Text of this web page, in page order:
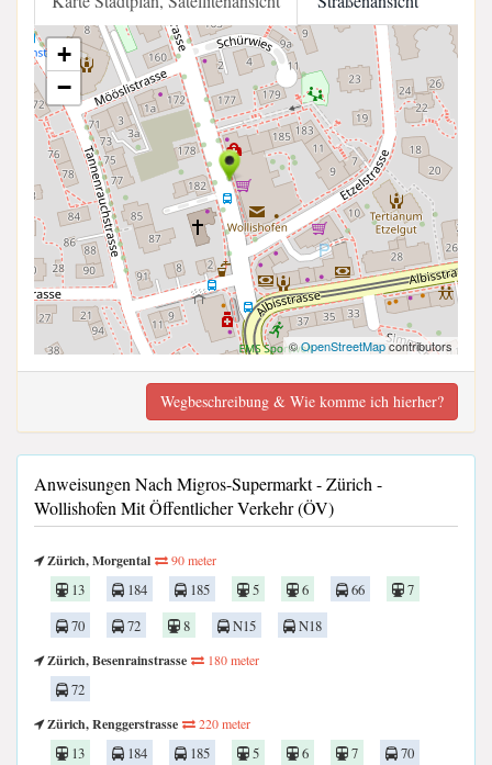
+
−
©OpenStreetMapcontributors
Wegbeschreibung & Wie komme ich hierher?
Anweisungen Nach Migros-Supermarkt - Zürich -
Wollishofen Mit Öffentlicher Verkehr (ÖV)
Zürich, Morgental 90 meter
13 184 185 5 6 66
7
70
72 8 N15
N18
Zürich, Besenrainstrasse
180 meter
72
Zürich, Renggerstrasse
220 meter
13 184 185 5 6 7
70